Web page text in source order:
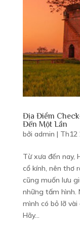
Địa Điểm
Đến Một Lần
bởi admin | Th12
Từ xưa đến nay,
cổ kính, nên thơ
cũng muốn lưu
những tấm hình.
mình có bỏ lỡ
Hãy...
2 Twin / River or
Traditional
ambience in the
friendly
2 Twin / River or
Traditional
ambience in the
friendly